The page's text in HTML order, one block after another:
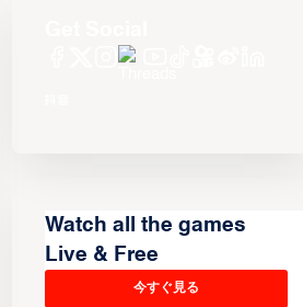
Watch all the games
Live & Free
今すぐ見る